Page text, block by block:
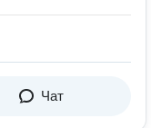
Чат